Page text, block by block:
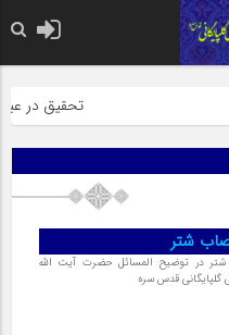
تحقیق در
شتر
در توضیح المسائل حضرت آیت الله
گلپایگانی قدس سره